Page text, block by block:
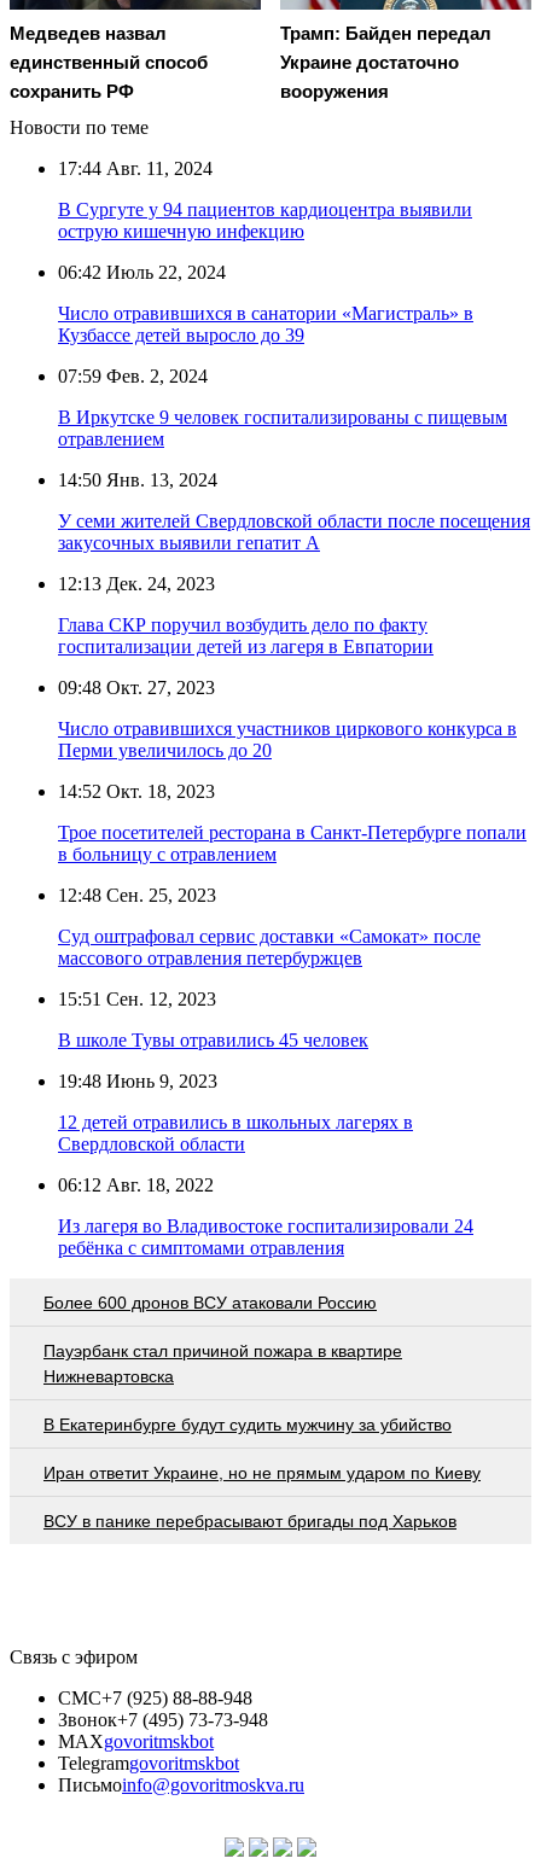
Медведев назвал
единственный способ
сохранить РФ
Трамп: Байден передал
Украине достаточно
вооружения
Новости по теме
17:44 Авг. 11, 2024
В Сургуте у 94 пациентов кардиоцентра выявили
острую кишечную инфекцию
06:42 Июль 22, 2024
Число отравившихся в санатории «Магистраль» в
Кузбассе детей выросло до 39
07:59 Фев. 2, 2024
В Иркутске 9 человек госпитализированы с пищевым
отравлением
14:50 Янв. 13, 2024
У семи жителей Свердловской области после посещения
закусочных выявили гепатит А
12:13 Дек. 24, 2023
Глава СКР поручил возбудить дело по факту
госпитализации детей из лагеря в Евпатории
09:48 Окт. 27, 2023
Число отравившихся участников циркового конкурса в
Перми увеличилось до 20
14:52 Окт. 18, 2023
Трое посетителей ресторана в Санкт-Петербурге попали
в больницу с отравлением
12:48 Сен. 25, 2023
Суд оштрафовал сервис доставки «Самокат» после
массового отравления петербуржцев
15:51 Сен. 12, 2023
В школе Тувы отравились 45 человек
19:48 Июнь 9, 2023
12 детей отравились в школьных лагерях в
Свердловской области
06:12 Авг. 18, 2022
Из лагеря во Владивостоке госпитализировали 24
ребёнка с симптомами отравления
Более 600 дронов ВСУ атаковали Россию
Пауэрбанк стал причиной пожара в квартире
Нижневартовска
В Екатеринбурге будут судить мужчину за убийство
Иран ответит Украине, но не прямым ударом по Киеву
ВСУ в панике перебрасывают бригады под Харьков
Связь с эфиром
СМС+7 (925) 88-88-948
Звонок+7 (495) 73-73-948
MAXgovoritmskbot
Telegramgovoritmskbot
Письмоinfo@govoritmoskva.ru